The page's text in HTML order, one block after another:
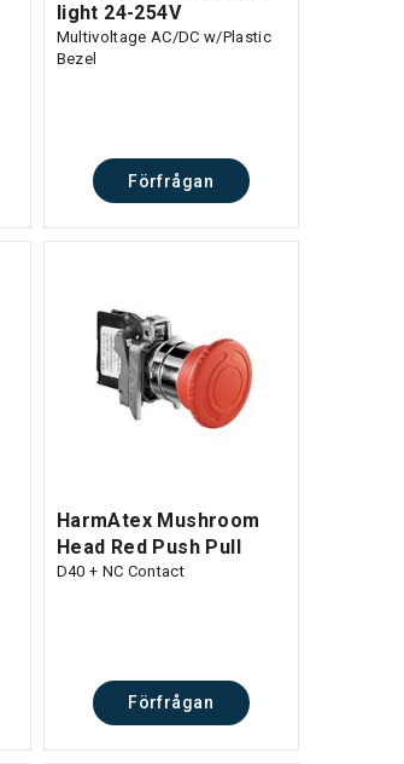
light 24-254V
Multivoltage AC/DC w/Plastic
Bezel
Förfrågan
HarmAtex Mushroom
Head Red Push Pull
D40 + NC Contact
Förfrågan